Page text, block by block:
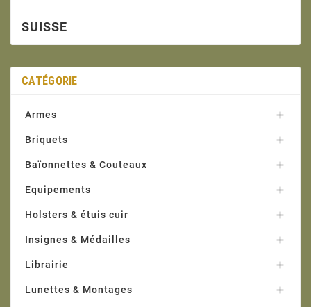
SUISSE
CATÉGORIE
Armes 
Briquets 
Baïonnettes & Couteaux 
Equipements 
Holsters & étuis cuir 
Insignes & Médailles 
Librairie 
Lunettes & Montages 